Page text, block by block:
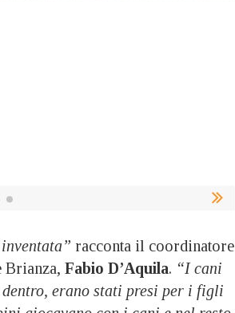
racconta il coordinatore
Brianza, Fabio D’Aquila. “I cani
erano stati presi per i figli